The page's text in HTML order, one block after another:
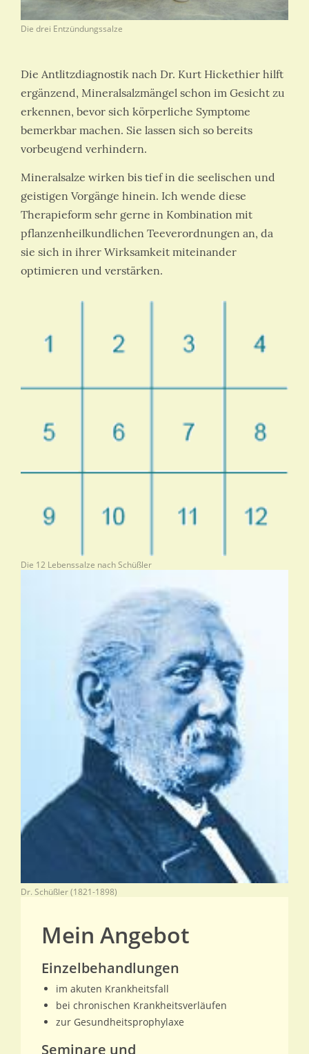
Die drei Entzündungssalze
Die Antlitzdiagnostik nach Dr. Kurt Hickethier hilft
ergänzend, Mineralsalzmängel schon im Gesicht zu
erkennen, bevor sich körperliche Symptome
bemerkbar machen. Sie lassen sich so bereits
vorbeugend verhindern.
Mineralsalze wirken bis tief in die seelischen und
geistigen Vorgänge hinein. Ich wende diese
Therapieform sehr gerne in Kombination mit
pflanzenheilkundlichen Teeverordnungen an, da
sie sich in ihrer Wirksamkeit miteinander
optimieren und verstärken.
Die 12 Lebenssalze nach Schüßler
Dr. Schüßler (1821-1898)
Mein Angebot
Einzelbehandlungen
im akuten Krankheitsfall
bei chronischen Krankheitsverläufen
zur Gesundheitsprophylaxe
Seminare und